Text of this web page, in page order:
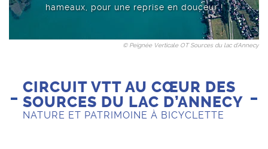
hameaux, pour une reprise en douceur !
© Peignée Verticale OT Sources du lac d'Annecy
CIRCUIT VTT AU CŒUR DES
SOURCES DU LAC D’ANNECY
NATURE ET PATRIMOINE À BICYCLETTE